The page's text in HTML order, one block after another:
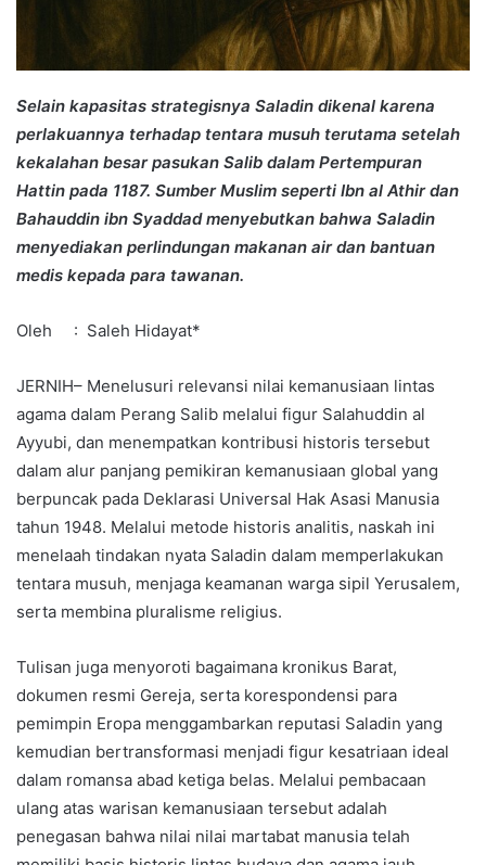
Selain kapasitas strategisnya Saladin dikenal karena
perlakuannya terhadap tentara musuh terutama setelah
kekalahan besar pasukan Salib dalam Pertempuran
Hattin pada 1187. Sumber Muslim seperti Ibn al Athir dan
Bahauddin ibn Syaddad menyebutkan bahwa Saladin
menyediakan perlindungan makanan air dan bantuan
medis kepada para tawanan.
Oleh : Saleh Hidayat*
JERNIH– Menelusuri relevansi nilai kemanusiaan lintas
agama dalam Perang Salib melalui figur Salahuddin al
Ayyubi, dan menempatkan kontribusi historis tersebut
dalam alur panjang pemikiran kemanusiaan global yang
berpuncak pada Deklarasi Universal Hak Asasi Manusia
tahun 1948. Melalui metode historis analitis, naskah ini
menelaah tindakan nyata Saladin dalam memperlakukan
tentara musuh, menjaga keamanan warga sipil Yerusalem,
serta membina pluralisme religius.
Tulisan juga menyoroti bagaimana kronikus Barat,
dokumen resmi Gereja, serta korespondensi para
pemimpin Eropa menggambarkan reputasi Saladin yang
kemudian bertransformasi menjadi figur kesatriaan ideal
dalam romansa abad ketiga belas. Melalui pembacaan
ulang atas warisan kemanusiaan tersebut adalah
penegasan bahwa nilai nilai martabat manusia telah